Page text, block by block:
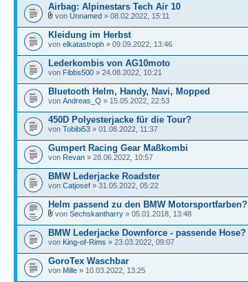
Airbag: Alpinestars Tech Air 10
von Unnamed » 08.02.2022, 15:11
Kleidung im Herbst
von elkatastroph » 09.09.2022, 13:46
Lederkombis von AG10moto
von Fibbs500 » 24.08.2022, 10:21
Bluetooth Helm, Handy, Navi, Mopped
von Andreas_Q » 15.05.2022, 22:53
450D Polyesterjacke für die Tour?
von Tobibi53 » 01.08.2022, 11:37
Gumpert Racing Gear Maßkombi
von Revan » 28.06.2022, 10:57
BMW Lederjacke Roadster
von Catjosef » 31.05.2022, 05:22
Helm passend zu den BMW Motorsportfarben?
von Sechskantharry » 05.01.2018, 13:48
BMW Lederjacke Downforce - passende Hose?
von King-of-Rims » 23.03.2022, 09:07
GoroTex Waschbar
von Mille » 10.03.2022, 13:25